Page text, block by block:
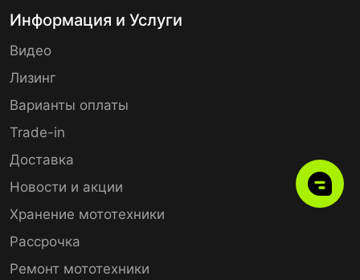
Информация и Услуги
Видео
Лизинг
Варианты оплаты
Trade-in
Доставка
Новости и акции
Хранение мототехники
Рассрочка
Ремонт мототехники